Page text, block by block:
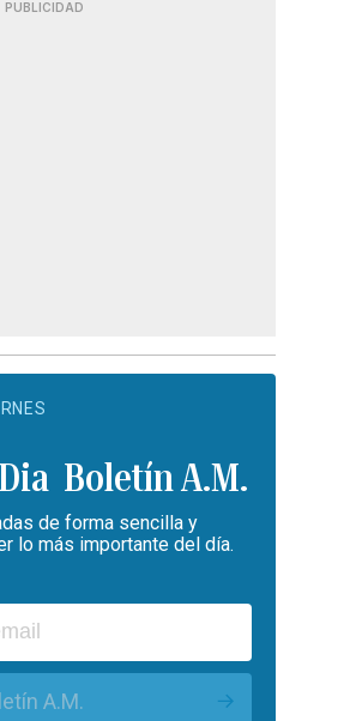
PUBLICIDAD
Boletín A.M.
de forma sencilla y
lo más importante del día.
A.M.